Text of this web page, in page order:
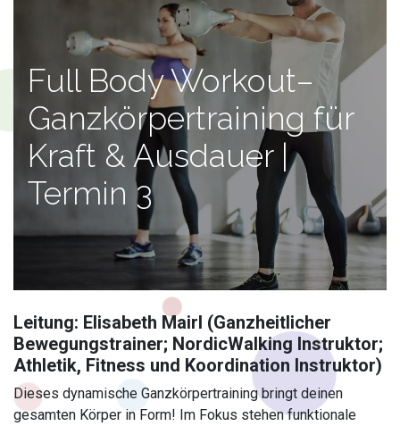
Full Body Workout–
Ganzkörpertraining für
Kraft & Ausdauer |
Termin 3
Leitung: Elisabeth Mairl (Ganzheitlicher
Bewegungstrainer; NordicWalking Instruktor;
Athletik, Fitness und Koordination Instruktor)
Dieses dynamische Ganzkörpertraining bringt deinen
gesamten Körper in Form! Im Fokus stehen funktionale